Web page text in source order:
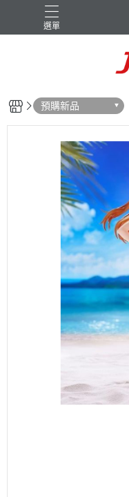
選單
預購新品